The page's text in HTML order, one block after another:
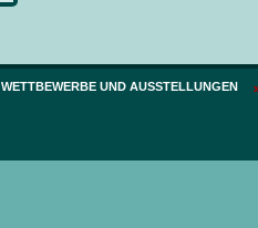
WETTBEWERBE UND AUSSTELLUNGEN